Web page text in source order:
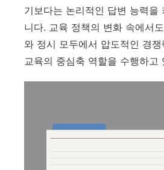
기보다는 논리적인 답변 능력을
니다. 교육 정책의 변화 속에서
와 정시 모두에서 압도적인 경
교육의 중심축 역할을 수행하고